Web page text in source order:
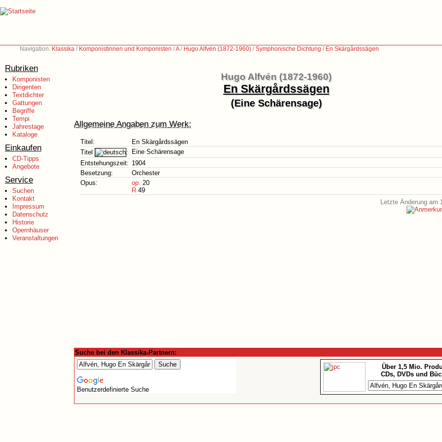
Navigation: Klassika / Komponistinnen und Komponisten /A/ Hugo Alfvén (1872-1960) /Symphonische Dichtung / En Skärgårdssägen
Rubriken
Komponisten
Dirigenten
Textdichter
Gattungen
Begriffe
Tempi
Jahrestage
Kataloge
Einkaufen
CD-Tipps
Angebote
Service
Suchen
Kontakt
Impressum
Datenschutz
Historie
Opernhäuser
Veranstaltungen
Hugo Alfvén (1872-1960)
En Skärgårdssägen
(Eine Schärensage)
Allgemeine Angaben zum Werk:
Titel:
En Skärgårdssägen
Titel
:
Eine Schärensage
Entstehungszeit: 1904
Besetzung:
Orchester
Opus:
op. 20
R 49
Letzte Änderung am
Suche bei den Klassika-Partnern:
Benutzerdefinierte Suche
Über 1,5 Mio.
CDs, DVDs und